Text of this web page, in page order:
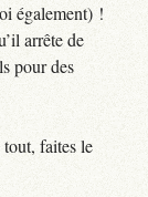
également) !
arrête de
pour des
faites le